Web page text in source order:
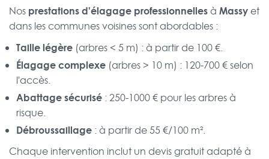
Nos prestations d'élagage professionnellesà Massy et
dans les communes voisines sont abordables :
Taille légère (arbres < 5 m) : à partir de 100 €.
Élagage complexe (arbres > 10 m) : 120-700 € selon
l'accès.
Abattage sécurisé : 250-1000 € pour les arbres à
risque.
Débroussaillage : à partir de 55 €/100 m².
Chaque intervention inclut un devis gratuit adapté à